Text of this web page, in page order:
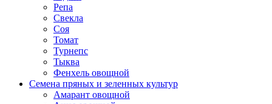
Репа
Свекла
Соя
Томат
Турнепс
Тыква
Фенхель овощной
Семена пряных и зеленных культур
Амарант овощной